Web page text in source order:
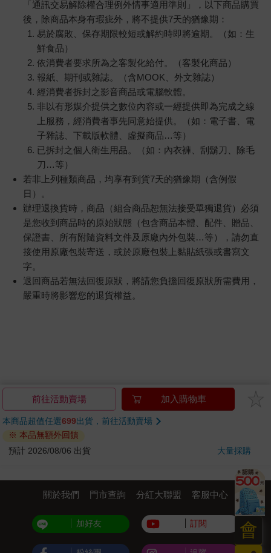
「通訊交易解除權合理例外情事適用準則」，以下商品購買
後，除商品本身有瑕疵外，將不提供7天的猶豫期：
易於腐敗、保存期限較短或解約時即將逾期。（如：生
鮮食品）
依消費者要求所為之客製化給付。（客製化商品）
報紙、期刊或雜誌。（含MOOK、外文雜誌）
經消費者拆封之影音商品或電腦軟體。
非以有形媒介提供之數位內容或一經提供即為完成之線
上服務，經消費者事先同意始提供。（如：電子書、電
子雜誌、下載版軟體、虛擬商品…等）
已拆封之個人衛生用品。（如：內衣褲、刮鬍刀、除毛
刀…等）
若非上列種類商品，均享有到貨7天的猶豫期（含例假
日）。
辦理退換貨時，商品（組合商品恕無法接受單獨退貨）必須
是您收到商品時的原始狀態（包含商品本體、配件、贈品、
保證書、所有附隨資料文件及原廠內外包裝…等），請勿直
接使用原廠包裝寄送，或於原廠包裝上黏貼紙張或書寫文
字。
退回商品若無法回復原狀，將請您負擔回復原狀所需費用，
嚴重時將影響您的退貨權益。
前往活動賣場 加入購物車
本商品超值任選699出貨，前往活動賣場
※ 本品無額外回饋
預計 2026/08/06 出貨
大量採購
會
關於我們 門市查詢 分紅大聯盟 客服中心
加好友 訂閱